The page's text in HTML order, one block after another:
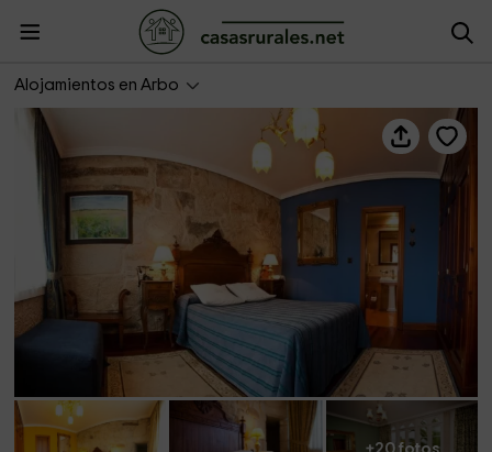
Alojamientos en Arbo
Casa Grande La Almuiña
+20 fotos